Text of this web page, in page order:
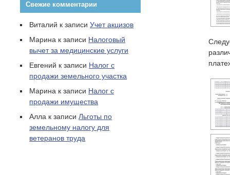
Свежие комментарии
Виталий к записиУчет акцизов
Марина к записи Налоговый
вычет за медицинские услуги
Евгений к записи Налог с
продажи земельного участка
Марина к записи Налог с
продажи имущества
Алла к записи Льготы по
земельному налогу для
ветеранов труда